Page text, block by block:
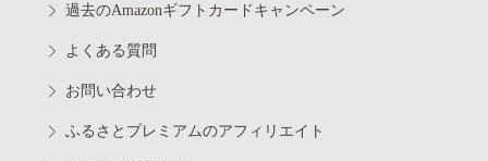
過去のAmazonギフトカードキャンペーン
よくある質問
お問い合わせ
ふるさとプレミアムのアフィリエイト